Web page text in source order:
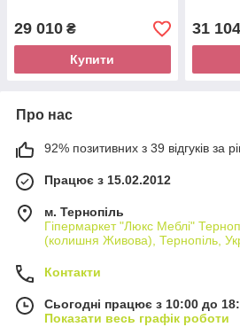
29 010 ₴
Купити
31 104
Про нас
92% позитивних з 39 відгуків за
Працює з 15.02.2012
м. Тернопіль
Гіпермаркет "Люкс Меблі"
(колишня Живова), Тернопіль,
Контакти
Сьогодні працює з 10:00 до
Показати весь графік роботи